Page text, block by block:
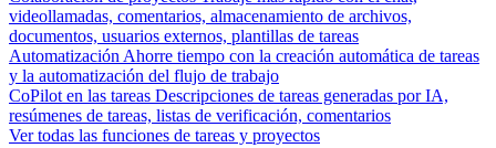
videollamadas, comentarios, almacenamiento de archivos,
documentos, usuarios externos, plantillas de tareas
Automatización Ahorre tiempo con la creación automática de tareas
y la automatización del flujo de trabajo
CoPilot en las tareas Descripciones de tareas generadas por IA,
resúmenes de tareas, listas de verificación, comentarios
Ver todas las funciones de tareas y proyectos